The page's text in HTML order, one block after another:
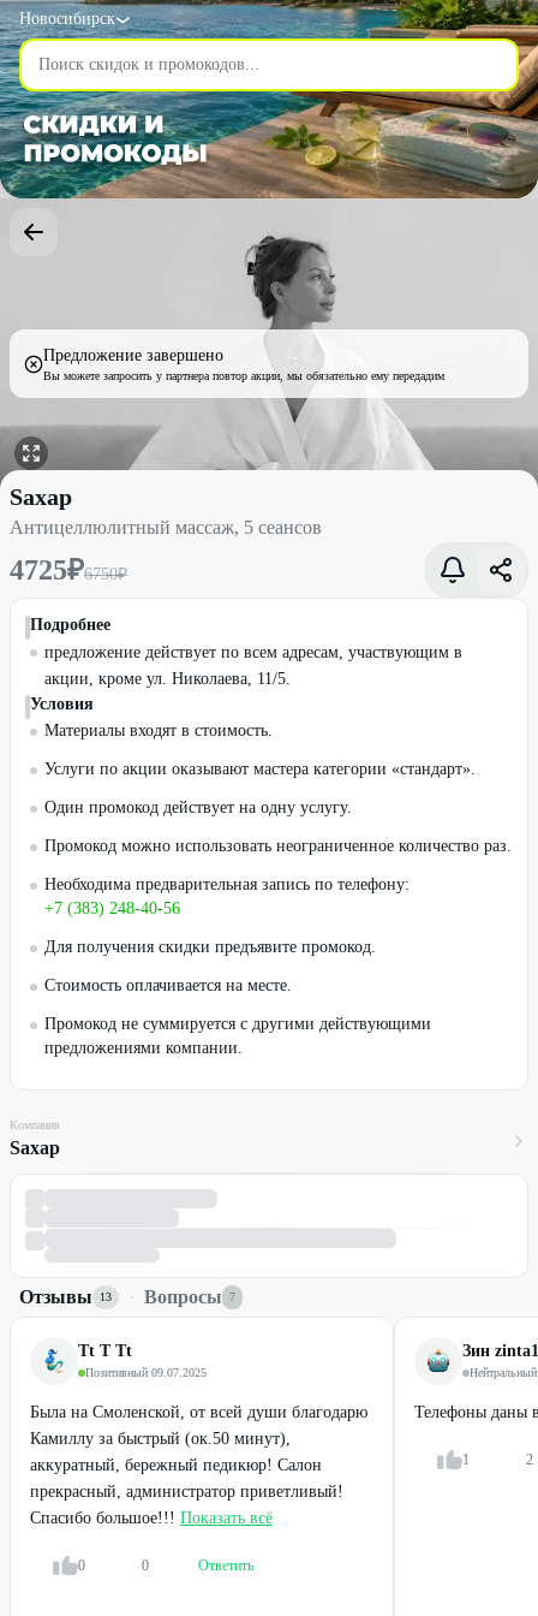
Новосибирск
Предложение завершено
Вы можете запросить у партнера повтор акции, мы обязательно ему передадим
Антицеллюлитный массаж, 5 сеансов со скидкой 30% - Sахар
Sахар
Антицеллюлитный массаж, 5 сеансов
4725₽6750₽
Подробнее
предложение действует по всем адресам, участвующим в
акции, кроме ул. Николаева, 11/5.
Условия
Материалы входят в стоимость.
Услуги по акции оказывают мастера категории «стандарт».
Один промокод действует на одну услугу.
Промокод можно использовать неограниченное количество раз.
Необходима предварительная запись по телефону:
+7 (383) 248-40-56
Для получения скидки предъявите промокод.
Стоимость оплачивается на месте.
Промокод не суммируется с другими действующими
предложениями компании.
Компания
Sахар
Отзывы 13 · Вопросы 7
Tt T Tt
Позитивный·09.07.2025
Была на Смоленской, от всей души благодарю
Камиллу за быстрый (ок.50 минут),
аккуратный, бережный педикюр! Салон
прекрасный, администратор приветливый!
Спасибо большое!!! Показать всё
0 0 Ответить
Зин
Нейтральный
Телефоны даны
1 2